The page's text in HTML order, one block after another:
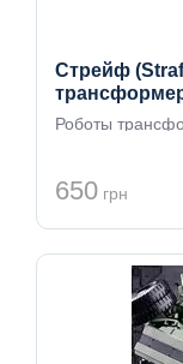
Стрейф
Роботы
650 грн